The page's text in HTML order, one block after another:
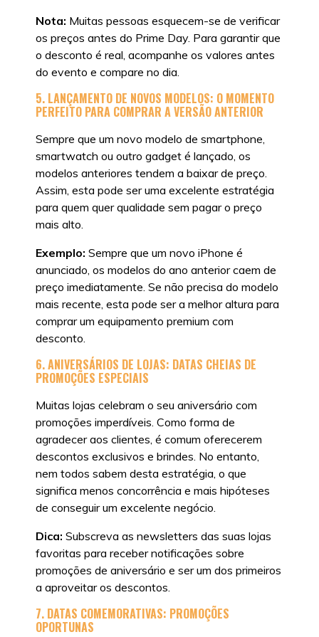
Nota: Muitas pessoas esquecem-se de verificar
os preços antes do Prime Day. Para garantir que
o desconto é real, acompanhe os valores antes
do evento e compare no dia.
5. LANÇAMENTO DE NOVOS MODELOS: O MOMENTO
PERFEITO PARA COMPRAR A VERSÃO ANTERIOR
Sempre que um novo modelo de smartphone,
smartwatch ou outro gadget é lançado, os
modelos anteriores tendem a baixar de preço.
Assim, esta pode ser uma excelente estratégia
para quem quer qualidade sem pagar o preço
mais alto.
Exemplo: Sempre que um novo iPhone é
anunciado, os modelos do ano anterior caem de
preço imediatamente. Se não precisa do modelo
mais recente, esta pode ser a melhor altura para
comprar um equipamento premium com
desconto.
6. ANIVERSÁRIOS DE LOJAS: DATAS CHEIAS DE
PROMOÇÕES ESPECIAIS
Muitas lojas celebram o seu aniversário com
promoções imperdíveis. Como forma de
agradecer aos clientes, é comum oferecerem
descontos exclusivos e brindes. No entanto,
nem todos sabem desta estratégia, o que
significa menos concorrência e mais hipóteses
de conseguir um excelente negócio.
Dica: Subscreva as newsletters das suas lojas
favoritas para receber notificações sobre
promoções de aniversário e ser um dos primeiros
a aproveitar os descontos.
7. DATAS COMEMORATIVAS: PROMOÇÕES
OPORTUNAS